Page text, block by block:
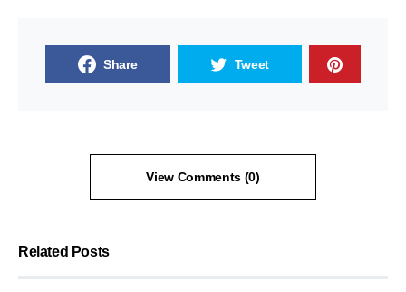
Share Tweet
View Comments (0)
Related Posts